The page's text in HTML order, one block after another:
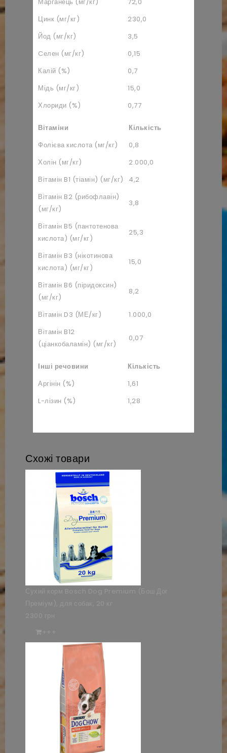
Цинк (мг/кг)
230,0
Йод (мг/кг)
3,5
Cелен (мг/кг)
0,15
Калій (%)
0,7
Мідь (мг/кг)
15,0
Хлориди (%)
0,77
Вітаміни
Кількість
Фолієва кислота (мг/кг)
0,8
Холін (мг/кг)
2.000,0
Вітамін B1 (тіамін) (мг/кг)
4,2
Вітамін B2 (рибофлавін)
(мг/кг)
3,8
Вітамін B5 (пантотенова
кислота) (мг/кг)
25,3
Вітамін B3 (нікотинова
кислота) (мг/кг)
15,0
Вітамін B6 (піридоксин)
(мг/кг)
8,2
Вітамін D3 (МЕ/кг)
1.000,0
Вітамін B12
(ціанкобаламін) (мг/кг)
0,07
Інші речовини
Кількість
Аргінін (%)
1,61
L-лізин (%)
1,28
Схожі товари
Сухий корм Bosch Dog Premium (Бош Дог
Преміум), для собак, 20 кг
2300 грн
+++